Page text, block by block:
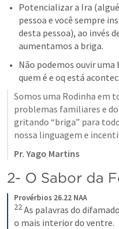
Potencializar a Ira
pessoa e você sempre
desta pessoa), ao invés
aumentamos a briga.
Não podemos ouvir
quem é e oq está
Somos uma Rodinha em
problemas familiares e
gritando “briga” para
nossa linguagem e
Pr. Yago Martins
2- O Sabor da
Provérbios 26.22 NAA
22 As palavras do
o mais interior do ventre.